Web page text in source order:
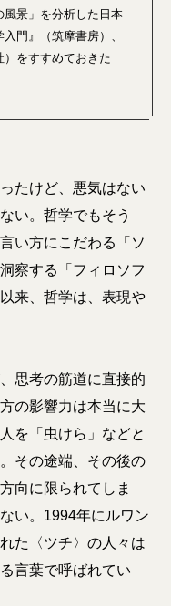
風景」を分析した日本
門』（筑摩書房）、
をすすめておきた
たけど、悪気はない
い。哲学でもそう
い方にこだわる「ソ
察する「フィロソフ
来、哲学は、表現や
思考の筋道に直接的
の影響力は本当に大
を「虫けら」などと
その途端、その後の
向に限られてしま
い。1994年にルワン
た〈ツチ〉の人々は
言葉で呼ばれてい